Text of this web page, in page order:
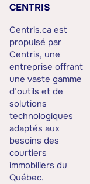
CENTRIS
Centris.ca est
propulsé par
Centris, une
entreprise offrant
une vaste gamme
d’outils et de
solutions
technologiques
adaptés aux
besoins des
courtiers
immobiliers du
Québec.